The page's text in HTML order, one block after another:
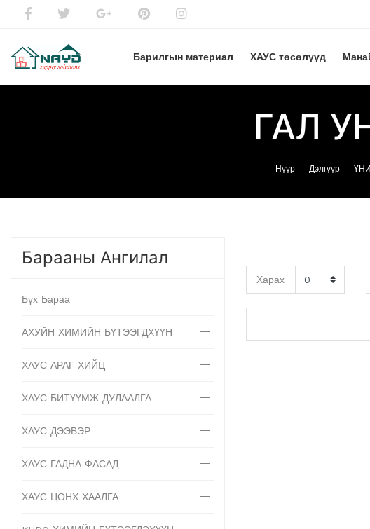
Барилгын материал ХАУС төсөлүүд
ГАЛ
Нүүр Дэлгүүр
Барааны Ангилал
Бүх Бараа
АХУЙН ХИМИЙН БҮТЭЭГДХҮҮН
ХАУС АРАГ ХИЙЦ
ХАУС БИТҮҮМЖ ДУЛААЛГА
ХАУС ДЭЭВЭР
ХАУС ГАДНА ФАСАД
ХАУС ЦОНХ ХААЛГА
Харах